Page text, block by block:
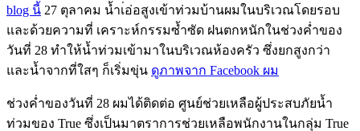
blog นี้ 27 ตุลาคม น้ำเ่อ่อสูงเข้าท่วมบ้านผมในบริเวณโดยรอบ
และด้วยความที่ เคราะห์กรรมซ้ำซัด ฝนตกหนักในช่วงค่ำของ
วันที่ 28 ทำให้น้ำท่วมเข้ามาในบริเวณห้องครัว ซึ่งยกสูงกว่า
และน้ำจากที่ใสๆ ก็เริ่มขุ่น ดูภาพจาก Facebook ผม
ช่วงค่ำของวันที่ 28 ผมได้ติดต่อ ศูนย์ช่วยเหลือผู้ประสบภัยน้ำ
ท่วมของ True ซึ่งเป็นมาตราการช่วยเหลือพนักงานในกลุ่ม True